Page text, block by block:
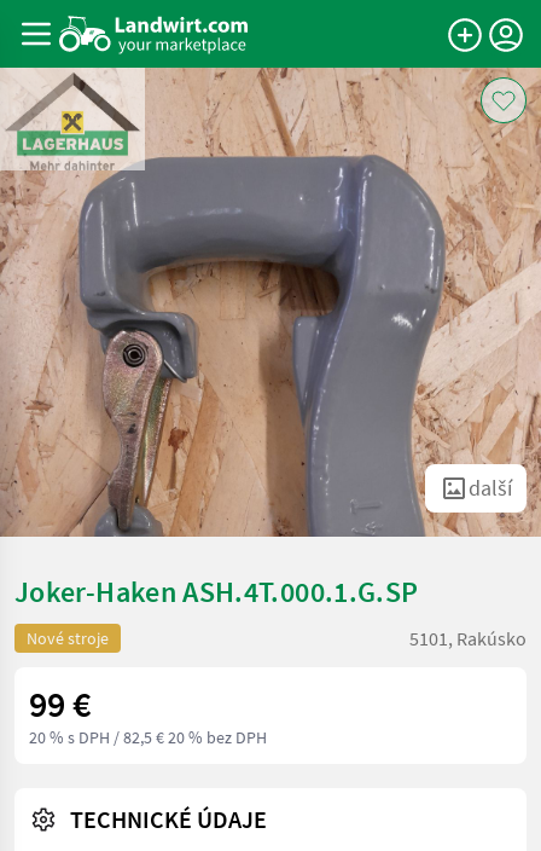
další
Joker-Haken ASH.4T.000.1.G.SP
Nové stroje 5101, Rakúsko
99 €
20 % s DPH / 82,5 € 20 % bez DPH
TECHNICKÉ ÚDAJE